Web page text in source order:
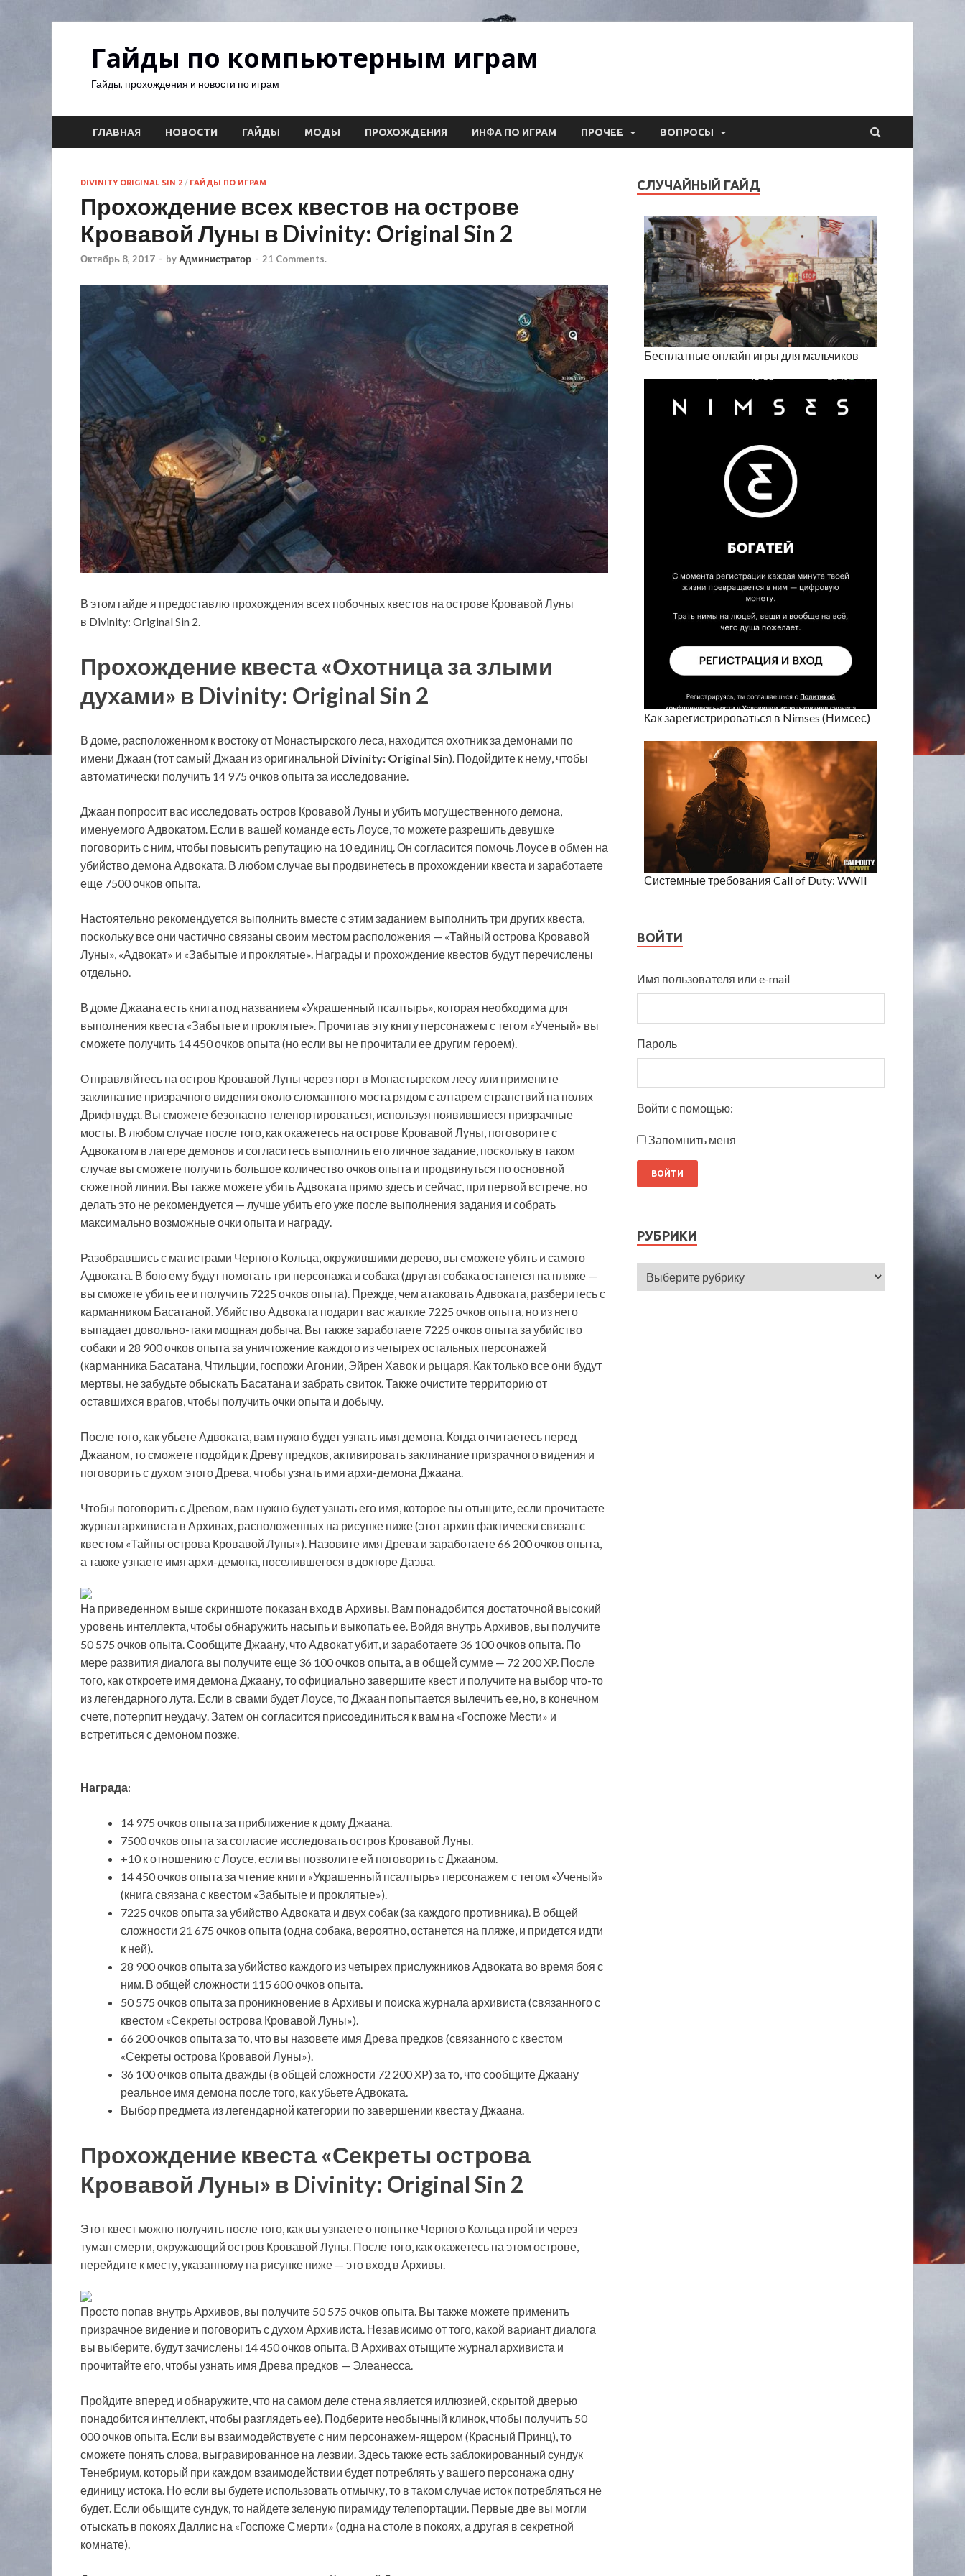
Гайды по компьютерным играм
Гайды, прохождения и новости по играм
ГЛАВНАЯ НОВОСТИ ГАЙДЫ МОДЫ ПРОХОЖДЕНИЯ ИНФА ПО ИГРАМ ПРОЧЕЕ ВОПРОСЫ
DIVINITY ORIGINAL SIN 2 / ГАЙДЫ ПО ИГРАМ
Прохождение всех квестов на острове
Кровавой Луны в Divinity: Original Sin 2
Октябрь 8, 2017 - byАдминистратор - 21 Comments.
В этом гайде я предоставлю прохождения всех побочных квестов на острове Кровавой Луны
в Divinity: Original Sin 2.
Прохождение квеста «Охотница за злыми
духами» в Divinity: Original Sin 2
В доме, расположенном к востоку от Монастырского леса, находится охотник за демонами по
имени Джаан (тот самый Джаан из оригинальной Divinity: Original Sin). Подойдите к нему, чтобы
автоматически получить 14 975 очков опыта за исследование.
Джаан попросит вас исследовать остров Кровавой Луны и убить могущественного демона,
именуемого Адвокатом. Если в вашей команде есть Лоусе, то можете разрешить девушке
поговорить с ним, чтобы повысить репутацию на 10 единиц. Он согласится помочь Лоусе в обмен на
убийство демона Адвоката. В любом случае вы продвинетесь в прохождении квеста и заработаете
еще 7500 очков опыта.
Настоятельно рекомендуется выполнить вместе с этим заданием выполнить три других квеста,
поскольку все они частично связаны своим местом расположения — «Тайный острова Кровавой
Луны», «Адвокат» и «Забытые и проклятые». Награды и прохождение квестов будут перечислены
отдельно.
В доме Джаана есть книга под названием «Украшенный псалтырь», которая необходима для
выполнения квеста «Забытые и проклятые». Прочитав эту книгу персонажем с тегом «Ученый» вы
сможете получить 14 450 очков опыта (но если вы не прочитали ее другим героем).
Отправляйтесь на остров Кровавой Луны через порт в Монастырском лесу или примените
заклинание призрачного видения около сломанного моста рядом с алтарем странствий на полях
Дрифтвуда. Вы сможете безопасно телепортироваться, используя появившиеся призрачные
мосты. В любом случае после того, как окажетесь на острове Кровавой Луны, поговорите с
Адвокатом в лагере демонов и согласитесь выполнить его личное задание, поскольку в таком
случае вы сможете получить большое количество очков опыта и продвинуться по основной
сюжетной линии. Вы также можете убить Адвоката прямо здесь и сейчас, при первой встрече, но
делать это не рекомендуется — лучше убить его уже после выполнения задания и собрать
максимально возможные очки опыта и награду.
Разобравшись с магистрами Черного Кольца, окружившими дерево, вы сможете убить и самого
Адвоката. В бою ему будут помогать три персонажа и собака (другая собака останется на пляже —
вы сможете убить ее и получить 7225 очков опыта). Прежде, чем атаковать Адвоката, разберитесь с
карманником Басатаной. Убийство Адвоката подарит вас жалкие 7225 очков опыта, но из него
выпадает довольно-таки мощная добыча. Вы также заработаете 7225 очков опыта за убийство
собаки и 28 900 очков опыта за уничтожение каждого из четырех остальных персонажей
(карманника Басатана, Чтильции, госпожи Агонии, Эйрен Хавок и рыцаря. Как только все они будут
мертвы, не забудьте обыскать Басатана и забрать свиток. Также очистите территорию от
оставшихся врагов, чтобы получить очки опыта и добычу.
После того, как убьете Адвоката, вам нужно будет узнать имя демона. Когда отчитаетесь перед
Джааном, то сможете подойди к Древу предков, активировать заклинание призрачного видения и
поговорить с духом этого Древа, чтобы узнать имя архи-демона Джаана.
Чтобы поговорить с Древом, вам нужно будет узнать его имя, которое вы отыщите, если прочитаете
журнал архивиста в Архивах, расположенных на рисунке ниже (этот архив фактически связан с
квестом «Тайны острова Кровавой Луны»). Назовите имя Древа и заработаете 66 200 очков опыта,
а также узнаете имя архи-демона, поселившегося в докторе Даэва.
На приведенном выше скриншоте показан вход в Архивы. Вам понадобится достаточной высокий
уровень интеллекта, чтобы обнаружить насыпь и выкопать ее. Войдя внутрь Архивов, вы получите
50 575 очков опыта. Сообщите Джаану, что Адвокат убит, и заработаете 36 100 очков опыта. По
мере развития диалога вы получите еще 36 100 очков опыта, а в общей сумме — 72 200 XP. После
того, как откроете имя демона Джаану, то официально завершите квест и получите на выбор что-то
из легендарного лута. Если в свами будет Лоусе, то Джаан попытается вылечить ее, но, в конечном
счете, потерпит неудачу. Затем он согласится присоединиться к вам на «Госпоже Мести» и
встретиться с демоном позже.
Награда:
14 975 очков опыта за приближение к дому Джаана.
7500 очков опыта за согласие исследовать остров Кровавой Луны.
+10 к отношению с Лоусе, если вы позволите ей поговорить с Джааном.
14 450 очков опыта за чтение книги «Украшенный псалтырь» персонажем с тегом «Ученый»
(книга связана с квестом «Забытые и проклятые»).
7225 очков опыта за убийство Адвоката и двух собак (за каждого противника). В общей
сложности 21 675 очков опыта (одна собака, вероятно, останется на пляже, и придется идти
к ней).
28 900 очков опыта за убийство каждого из четырех прислужников Адвоката во время боя с
ним. В общей сложности 115 600 очков опыта.
50 575 очков опыта за проникновение в Архивы и поиска журнала архивиста (связанного с
квестом «Секреты острова Кровавой Луны»).
66 200 очков опыта за то, что вы назовете имя Древа предков (связанного с квестом
«Секреты острова Кровавой Луны»).
36 100 очков опыта дважды (в общей сложности 72 200 XP) за то, что сообщите Джаану
реальное имя демона после того, как убьете Адвоката.
Выбор предмета из легендарной категории по завершении квеста у Джаана.
Прохождение квеста «Секреты острова
Кровавой Луны» в Divinity: Original Sin 2
Этот квест можно получить после того, как вы узнаете о попытке Черного Кольца пройти через
туман смерти, окружающий остров Кровавой Луны. После того, как окажетесь на этом острове,
перейдите к месту, указанному на рисунке ниже — это вход в Архивы.
Просто попав внутрь Архивов, вы получите 50 575 очков опыта. Вы также можете применить
призрачное видение и поговорить с духом Архивиста. Независимо от того, какой вариант диалога
вы выберите, будут зачислены 14 450 очков опыта. В Архивах отыщите журнал архивиста и
прочитайте его, чтобы узнать имя Древа предков — Элеанесса.
Пройдите вперед и обнаружите, что на самом деле стена является иллюзией, скрытой дверью
понадобится интеллект, чтобы разглядеть ее). Подберите необычный клинок, чтобы получить 50
000 очков опыта. Если вы взаимодействуете с ним персонажем-ящером (Красный Принц), то
сможете понять слова, выгравированное на лезвии. Здесь также есть заблокированный сундук
Тенебриум, который при каждом взаимодействии будет потреблять у вашего персонажа одну
единицу истока. Но если вы будете использовать отмычку, то в таком случае исток потребляться не
будет. Если обыщите сундук, то найдете зеленую пирамиду телепортации. Первые две вы могли
отыскать в покоях Даллис на «Госпоже Смерти» (одна на столе в покоях, а другая в секретной
комнате).
СЛУЧАЙНЫЙ ГАЙД
Бесплатные онлайн игры для мальчиков
Как зарегистрироваться в Nimses (Нимсес)
Системные требования Call of Duty: WWII
ВОЙТИ
Имя пользователя или e-mail
Пароль
Войти с помощью:
Запомнить меня
РУБРИКИ